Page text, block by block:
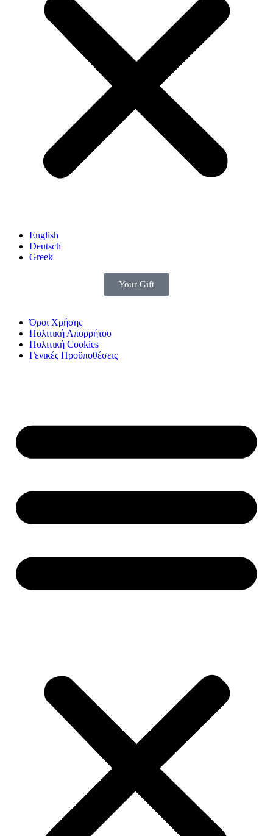
English
Deutsch
Greek
Your Gift
Όροι Χρήσης
Πολιτική Απορρήτου
Πολιτική Cookies
Γενικές Προϋποθέσεις